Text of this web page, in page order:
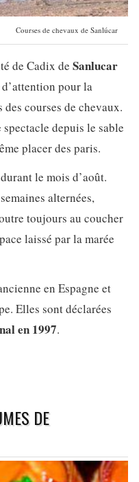
Courses de chevaux de Sanlúcar
de Cadix de Sanlucar
pour la
courses de chevaux.
depuis le sable
placer des paris.
le mois d’août.
alternées,
toujours au coucher
laissé par la marée
en Espagne et
Elles sont déclarées
en 1997.
DE